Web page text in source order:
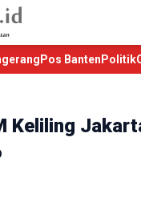
Pos Banten Politik
Keliling